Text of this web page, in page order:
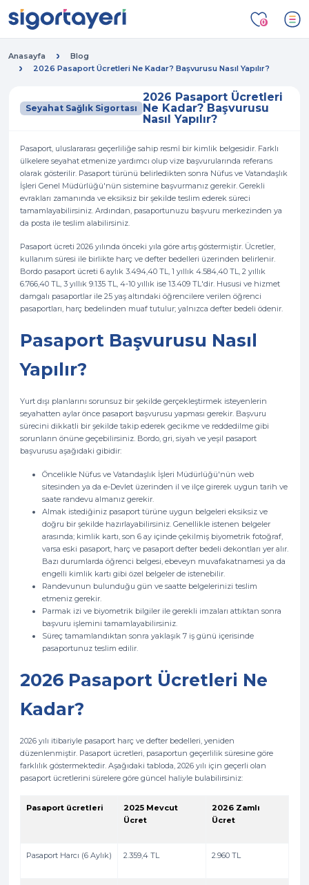
0
Anasayfa
Blog
2026 Pasaport Ücretleri Ne Kadar? Başvurusu Nasıl Yapılır?
Seyahat Sağlık Sigortası
2026 Pasaport Ücretleri
Ne Kadar? Başvurusu
Nasıl Yapılır?
Pasaport, uluslararası geçerliliğe sahip resmî bir kimlik belgesidir. Farklı
ülkelere seyahat etmenize yardımcı olup vize başvurularında referans
olarak gösterilir. Pasaport türünü belirledikten sonra Nüfus ve Vatandaşlık
İşleri Genel Müdürlüğü'nün sistemine başvurmanız gerekir. Gerekli
evrakları zamanında ve eksiksiz bir şekilde teslim ederek süreci
tamamlayabilirsiniz. Ardından, pasaportunuzu başvuru merkezinden ya
da posta ile teslim alabilirsiniz.
Pasaport ücreti 2026 yılında önceki yıla göre artış göstermiştir. Ücretler,
kullanım süresi ile birlikte harç ve defter bedelleri üzerinden belirlenir.
Bordo pasaport ücreti 6 aylık 3.494,40 TL, 1 yıllık 4.584,40 TL, 2 yıllık
6.766,40 TL, 3 yıllık 9.135 TL, 4-10 yıllık ise 13.409 TL'dir. Hususi ve hizmet
damgalı pasaportlar ile 25 yaş altındaki öğrencilere verilen öğrenci
pasaportları, harç bedelinden muaf tutulur; yalnızca defter bedeli ödenir.
Pasaport Başvurusu Nasıl
Yapılır?
Yurt dışı planlarını sorunsuz bir şekilde gerçekleştirmek isteyenlerin
seyahatten aylar önce pasaport başvurusu yapması gerekir. Başvuru
sürecini dikkatli bir şekilde takip ederek gecikme ve reddedilme gibi
sorunların önüne geçebilirsiniz. Bordo, gri, siyah ve yeşil pasaport
başvurusu aşağıdaki gibidir:
Öncelikle Nüfus ve Vatandaşlık İşleri Müdürlüğü'nün web
sitesinden ya da e-Devlet üzerinden il ve ilçe girerek uygun tarih ve
saate randevu almanız gerekir.
Almak istediğiniz pasaport türüne uygun belgeleri eksiksiz ve
doğru bir şekilde hazırlayabilirsiniz. Genellikle istenen belgeler
arasında; kimlik kartı, son 6 ay içinde çekilmiş biyometrik fotoğraf,
varsa eski pasaport, harç ve pasaport defter bedeli dekontları yer alır.
Bazı durumlarda öğrenci belgesi, ebeveyn muvafakatnamesi ya da
engelli kimlik kartı gibi özel belgeler de istenebilir.
Randevunun bulunduğu gün ve saatte belgelerinizi teslim
etmeniz gerekir.
Parmak izi ve biyometrik bilgiler ile gerekli imzaları attıktan sonra
başvuru işlemini tamamlayabilirsiniz.
Süreç tamamlandıktan sonra yaklaşık 7 iş günü içerisinde
pasaportunuz teslim edilir.
2026 Pasaport Ücretleri Ne
Kadar?
2026 yılı itibariyle pasaport harç ve defter bedelleri, yeniden
düzenlenmiştir. Pasaport ücretleri, pasaportun geçerlilik süresine göre
farklılık göstermektedir. Aşağıdaki tabloda, 2026 yılı için geçerli olan
pasaport ücretlerini sürelere göre güncel haliyle bulabilirsiniz:
Pasaport ücretleri
2025 Mevcut
Ücret
2026 Zamlı
Ücret
Pasaport Harcı (6 Aylık) 2.359,4 TL 2.960 TL